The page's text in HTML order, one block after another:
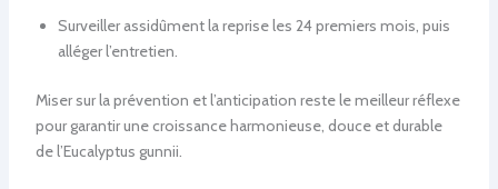
Surveiller assidûment la reprise les 24 premiers mois, puis
alléger l’entretien.
Miser sur la prévention et l’anticipation reste le meilleur réflexe
pour garantir une croissance harmonieuse, douce et durable
de l’Eucalyptus gunnii.